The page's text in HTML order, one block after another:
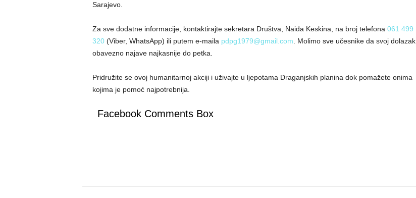
Sarajevo.
Za sve dodatne informacije, kontaktirajte sekretara Društva, Naida Keskina, na broj telefona 061 499
320(Viber, WhatsApp) ili putem e-maila pdpg1979@gmail.com . Molimo sve učesnike da svoj dolazak
obavezno najave najkasnije do petka.
Pridružite se ovoj humanitarnoj akciji i uživajte u ljepotama Draganjskih planina dok pomažete onima
kojima je pomoć najpotrebnija.
Facebook Comments Box